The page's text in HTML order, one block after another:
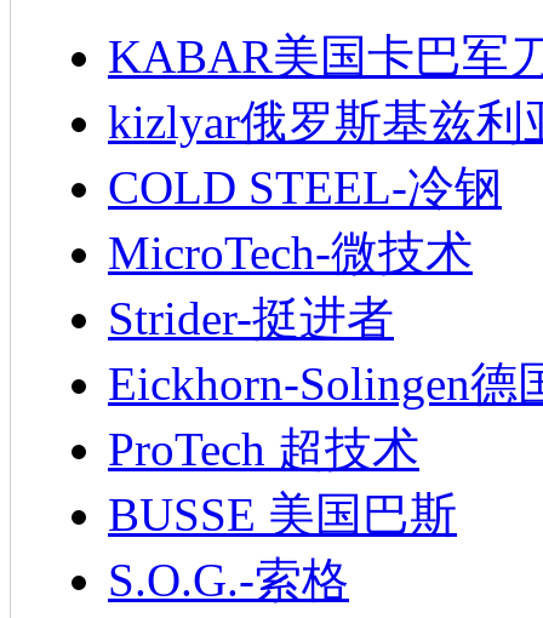
KABAR美国卡巴军
kizlyar俄罗斯基兹利
COLD STEEL-冷钢
MicroTech-微技术
Strider-挺进者
Eickhorn-Solingen德
ProTech 超技术
BUSSE 美国巴斯
S.O.G.-索格